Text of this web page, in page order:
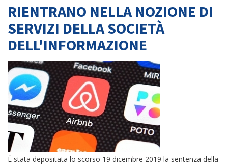
RIENTRANO NELLA NOZIONE DI
SERVIZI DELLA SOCIETÀ
DELL'INFORMAZIONE
È stata depositata lo scorso 19 dicembre 2019 la sentenza della